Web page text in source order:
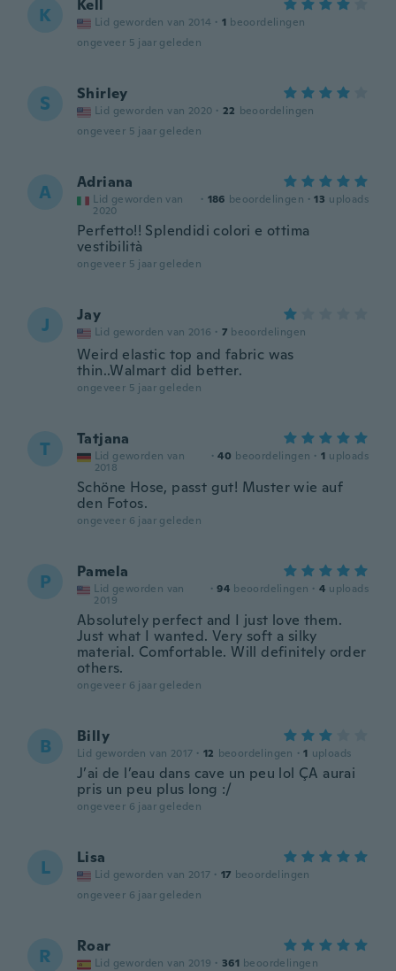
K Kell
Lid geworden van 2014 · 1 beoordelingen
ongeveer 5 jaar geleden
S Shirley
Lid geworden van 2020 · 22 beoordelingen
ongeveer 5 jaar geleden
A Adriana
Lid geworden van
2020
· 186 beoordelingen · 13 uploads
Perfetto!! Splendidi colori e ottima
vestibilità
ongeveer 5 jaar geleden
J Jay
Lid geworden van 2016 · 7 beoordelingen
Weird elastic top and fabric was
thin..Walmart did better.
ongeveer 5 jaar geleden
T Tatjana
Lid geworden van
2018
· 40 beoordelingen · 1 uploads
Schöne Hose, passt gut! Muster wie auf
den Fotos.
ongeveer 6 jaar geleden
P Pamela
Lid geworden van
2019
· 94 beoordelingen · 4 uploads
Absolutely perfect and I just love them.
Just what I wanted. Very soft a silky
material. Comfortable. Will definitely order
others.
ongeveer 6 jaar geleden
B Billy
Lid geworden van 2017 · 12 beoordelingen · 1 uploads
J’ai de l’eau dans cave un peu lol ÇA aurai
pris un peu plus long :/
ongeveer 6 jaar geleden
L Lisa
Lid geworden van 2017 · 17 beoordelingen
ongeveer 6 jaar geleden
R Roar
Lid geworden van 2019 · 361 beoordelingen